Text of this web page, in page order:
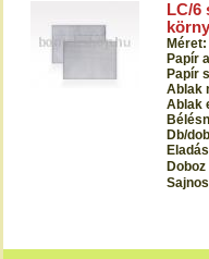
LC/6
Méret:
Papír
Papír
Ablak
Ablak
Db/